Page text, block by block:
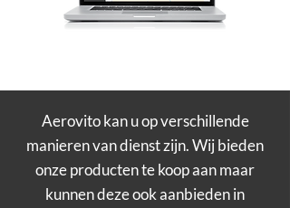
Aerovito kan u op verschillende
manieren van dienst zijn. Wij bieden
onze producten te koop aan maar
kunnen deze ook aanbieden in